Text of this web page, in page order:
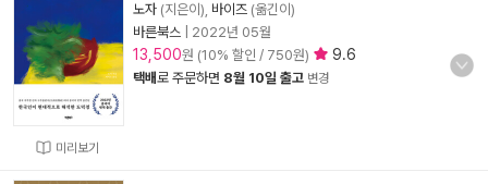
미리보기
노자 (지은이), 바이즈 (옮긴이)
바른북스
2022년 05월
13,500원 (10% 할인 / 750원) 9.6
택배로 주문하면 8월 10일 출고 변경